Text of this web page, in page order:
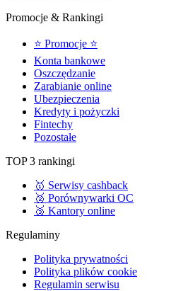
Promocje & Rankingi
⭐ Promocje ⭐
Konta bankowe
Oszczędzanie
Zarabianie online
Ubezpieczenia
Kredyty i pożyczki
Fintechy
Pozostałe
TOP 3 rankingi
🥇 Serwisy cashback
🥈 Porównywarki OC
🥉 Kantory online
Regulaminy
Polityka prywatności
Polityka plików cookie
Regulamin serwisu